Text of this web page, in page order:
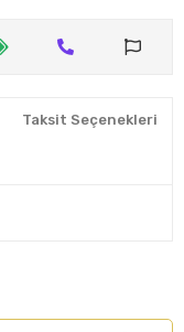
Taksit Seçenekleri